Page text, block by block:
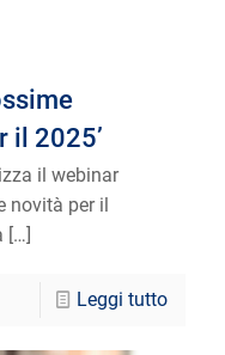
il 2025’
il webinar
novità per il
[…]
Leggi tutto